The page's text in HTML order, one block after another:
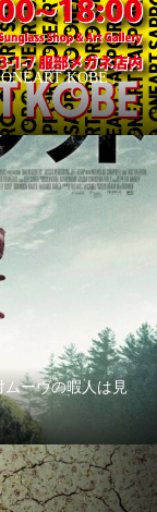
KOBE」
ムーヴの暇人は見